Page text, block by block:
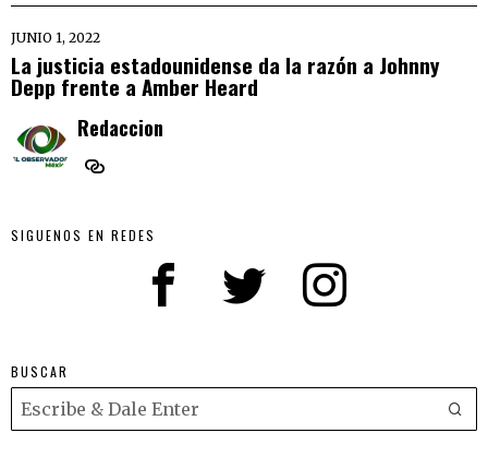
JUNIO 1, 2022
La justicia estadounidense da la razón a Johnny
Depp frente a Amber Heard
Redaccion
SIGUENOS EN REDES
BUSCAR